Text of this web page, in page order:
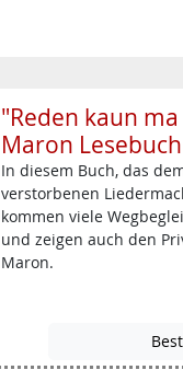
"Reden kaun
Maron Lesebuch
In diesem Buch, das
verstorbenen
kommen viele
und zeigen auch den
Maron.